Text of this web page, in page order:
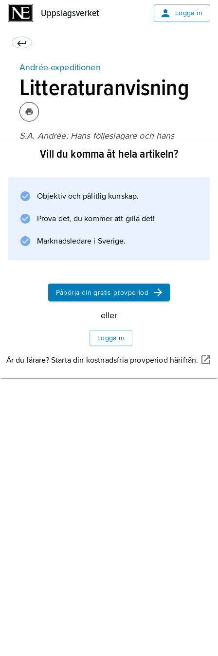
Uppslagsverket Logga in
Andrée-expeditionen
Litteraturanvisning
S.A. Andrée: Hans följeslagare och hans
polarfärd 1896–1897,
Information om artikeln
Vill du komma åt hela artikeln?
Objektiv och pålitlig kunskap.
Prova det, du kommer att gilla det!
Marknadsledare i Sverige.
Påbörja din gratis provperiod
eller
Logga in
Är du lärare? Starta din kostnadsfria provperiod härifrån.